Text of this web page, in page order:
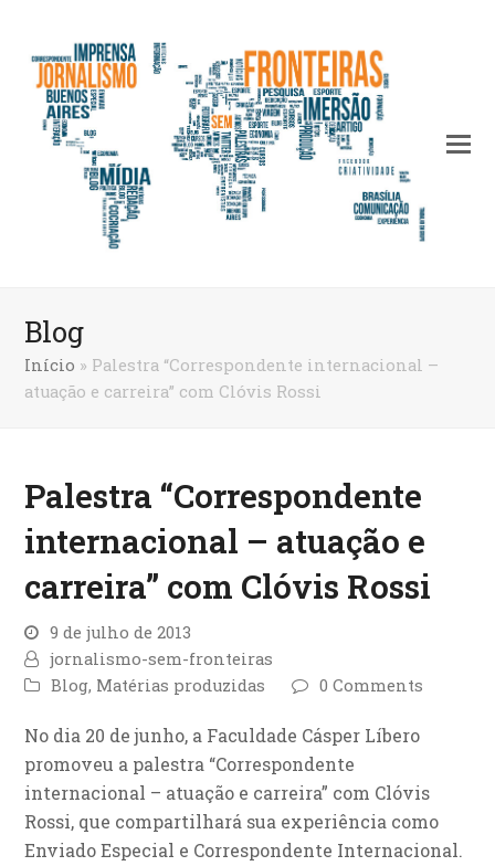
Blog
Início » Palestra “Correspondente internacional –
atuação e carreira” com Clóvis Rossi
Palestra “Correspondente
internacional – atuação e
carreira” com Clóvis Rossi
9 de julho de 2013
jornalismo-sem-fronteiras
Blog, Matérias produzidas 0 Comments
No dia 20 de junho, a Faculdade Cásper Líbero
promoveu a palestra “Correspondente
internacional – atuação e carreira” com Clóvis
Rossi, que compartilhará sua experiência como
Enviado Especial e Correspondente Internacional.